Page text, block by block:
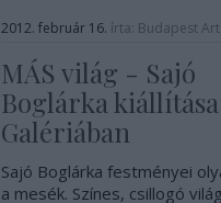
2012. február 16. írta: Budapest
MÁS világ - Sajó
Boglárka kiállítása
Galériában
Sajó Boglárka festményei
a mesék. Színes, csillogó